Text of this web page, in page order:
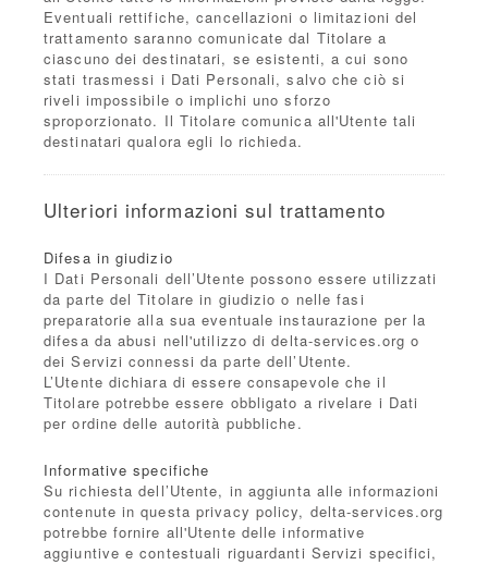
Eventuali rettifiche, cancellazioni o limitazioni del
trattamento saranno comunicate dal Titolare a
ciascuno dei destinatari, se esistenti, a cui sono
stati trasmessi i Dati Personali, salvo che ciò si
riveli impossibile o implichi uno sforzo
sproporzionato. Il Titolare comunica all'Utente tali
destinatari qualora egli lo richieda.
Ulteriori informazioni sul trattamento
Difesa in giudizio
I Dati Personali dell’Utente possono essere utilizzati
da parte del Titolare in giudizio o nelle fasi
preparatorie alla sua eventuale instaurazione per la
difesa da abusi nell'utilizzo di delta-services.org o
dei Servizi connessi da parte dell’Utente.
L’Utente dichiara di essere consapevole che il
Titolare potrebbe essere obbligato a rivelare i Dati
per ordine delle autorità pubbliche.
Informative specifiche
Su richiesta dell’Utente, in aggiunta alle informazioni
contenute in questa privacy policy, delta-services.org
potrebbe fornire all'Utente delle informative
aggiuntive e contestuali riguardanti Servizi specifici,